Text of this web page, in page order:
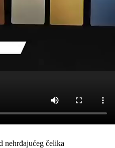
nehrđajućeg čelika